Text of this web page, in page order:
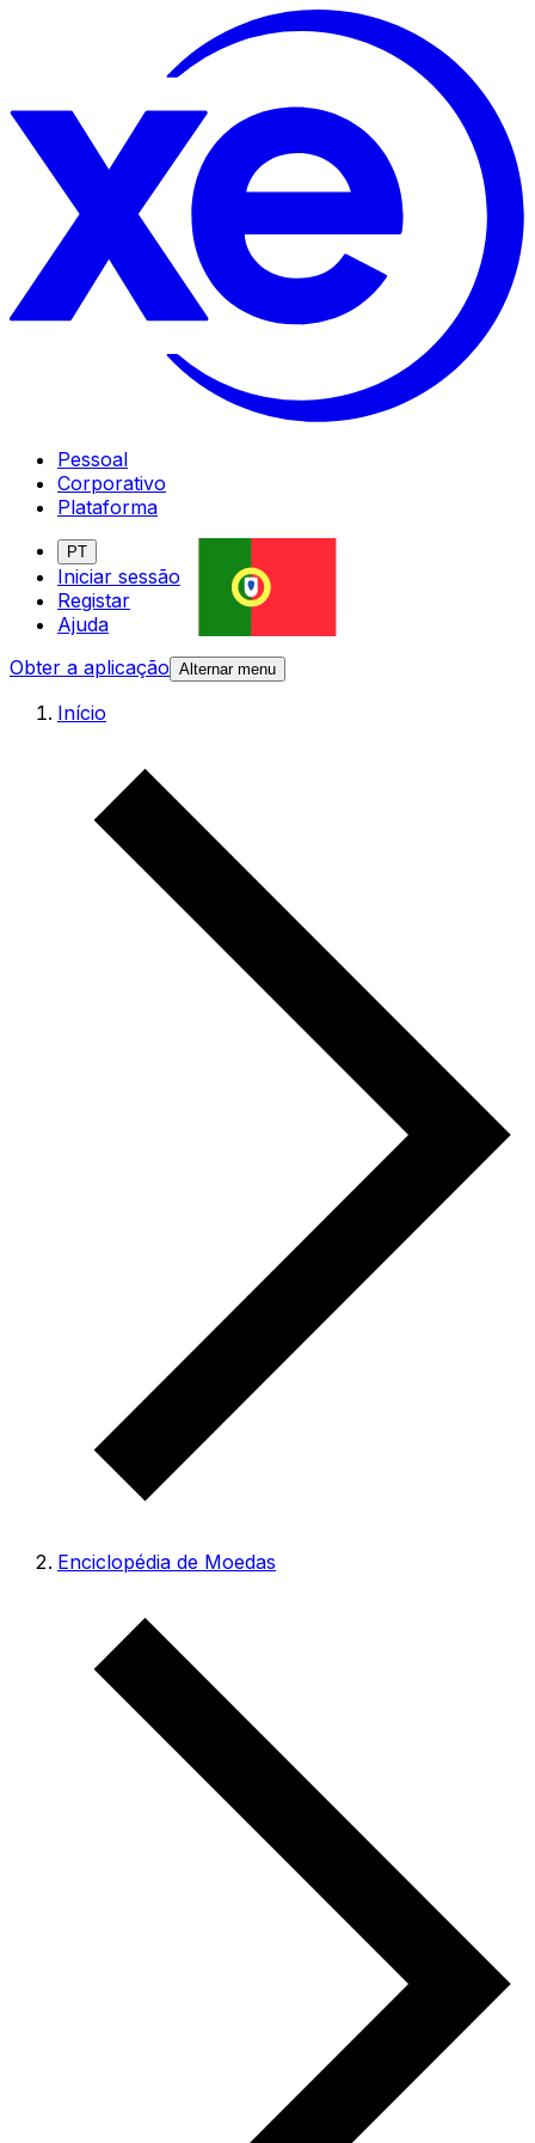
Pessoal
Corporativo
Plataforma
PT
Iniciar sessão
Registar
Ajuda
Obter a aplicação Alternar menu
Início
Enciclopédia de Moedas